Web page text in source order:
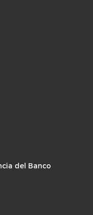
del Banco